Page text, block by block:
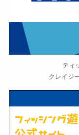
ティ
クレイジ